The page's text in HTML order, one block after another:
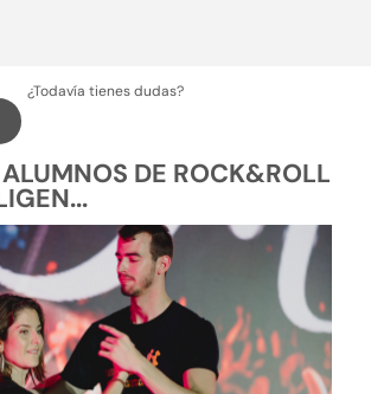
¿Todavía tienes dudas?
DE ROCK&ROLL